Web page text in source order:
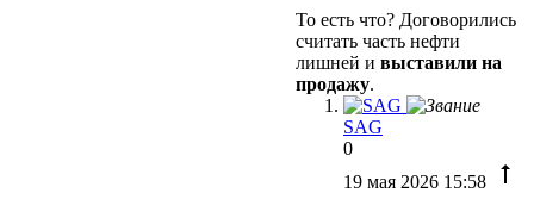
То есть что? Договорились
считать часть нефти
лишней и выставили на
продажу.
SAG
0
19 мая 2026 15:58